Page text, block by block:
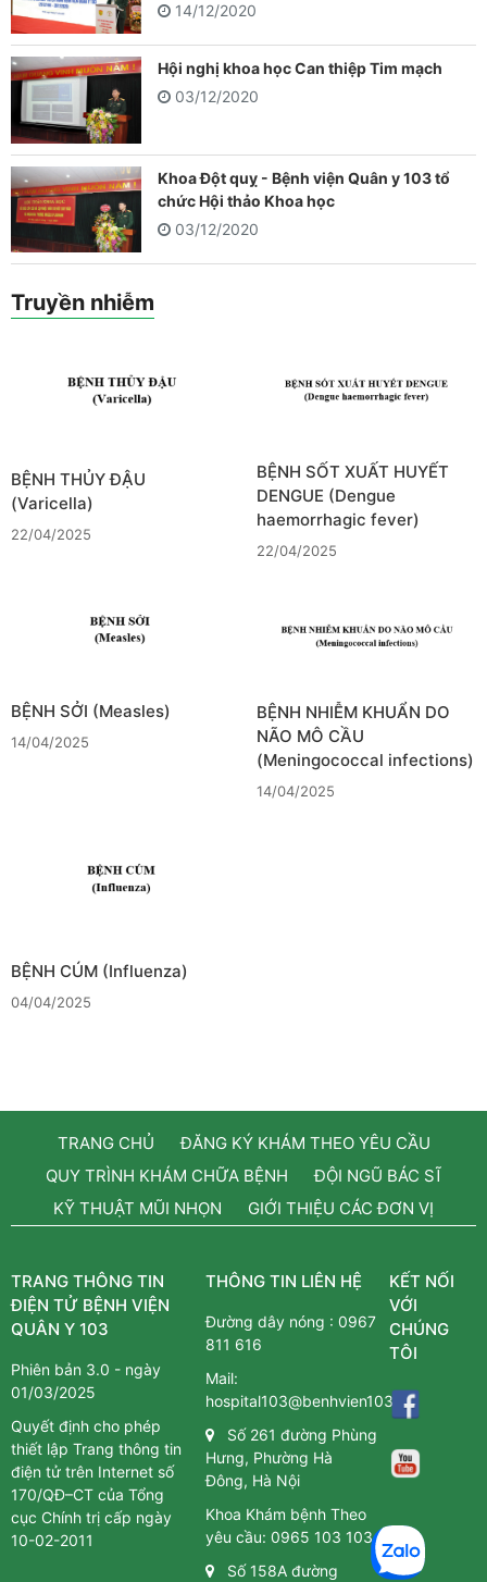
14/12/2020
Hội nghị khoa học Can thiệp Tim mạch
03/12/2020
Khoa Đột quỵ - Bệnh viện Quân y 103 tổ
chức Hội thảo Khoa học
03/12/2020
Truyền nhiễm
BỆNH THỦY ĐẬU
(Varicella)
22/04/2025
BỆNH SỐT XUẤT HUYẾT
DENGUE (Dengue
haemorrhagic fever)
22/04/2025
BỆNH SỞI (Measles)
14/04/2025
BỆNH NHIỄM KHUẨN DO
NÃO MÔ CẦU
(Meningococcal infections)
14/04/2025
BỆNH CÚM (Influenza)
04/04/2025
TRANG CHỦ
ĐĂNG KÝ KHÁM THEO YÊU CẦU
QUY TRÌNH KHÁM CHỮA BỆNH
ĐỘI NGŨ BÁC SĨ
KỸ THUẬT MŨI NHỌN
GIỚI THIỆU CÁC ĐƠN VỊ
TRANG THÔNG TIN
ĐIỆN TỬ BỆNH VIỆN
QUÂN Y 103
Phiên bản 3.0 - ngày
01/03/2025
Quyết định cho phép
thiết lập Trang thông tin
điện tử trên Internet số
170/QĐ–CT của Tổng
cục Chính trị cấp ngày
10-02-2011
THÔNG TIN LIÊN HỆ
Đường dây nóng :0967
811 616
Mail:
hospital103@benhvien103.vn
Số 261 đường Phùng
Hưng, Phường Hà
Đông, Hà Nội
Khoa Khám bệnh Theo
yêu cầu:0965 103 103
Số 158A đường
KẾT NỐI
VỚI
CHÚNG
TÔI